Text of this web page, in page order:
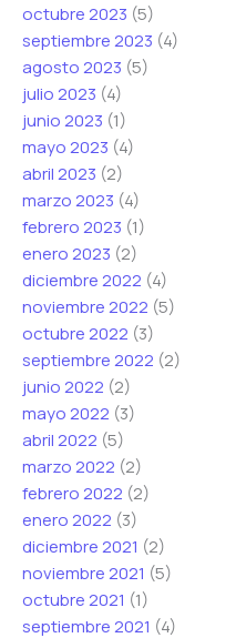
octubre 2023 (5)
septiembre 2023 (4)
agosto 2023 (5)
julio 2023 (4)
junio 2023 (1)
mayo 2023 (4)
abril 2023 (2)
marzo 2023 (4)
febrero 2023 (1)
enero 2023 (2)
diciembre 2022 (4)
noviembre 2022 (5)
octubre 2022 (3)
septiembre 2022 (2)
junio 2022 (2)
mayo 2022 (3)
abril 2022 (5)
marzo 2022 (2)
febrero 2022 (2)
enero 2022 (3)
diciembre 2021 (2)
noviembre 2021 (5)
octubre 2021 (1)
septiembre 2021 (4)